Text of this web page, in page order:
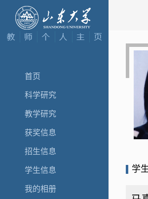
首页
科学研究
教学研究
获奖信息
招生信息
学生信息
我的相册
学